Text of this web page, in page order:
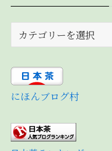
テ
リ
ー
にほんブログ村